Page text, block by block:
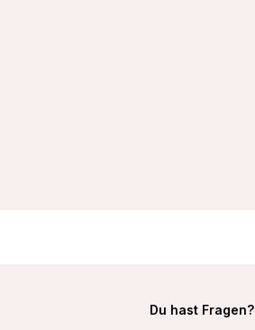
Du hast Fragen?